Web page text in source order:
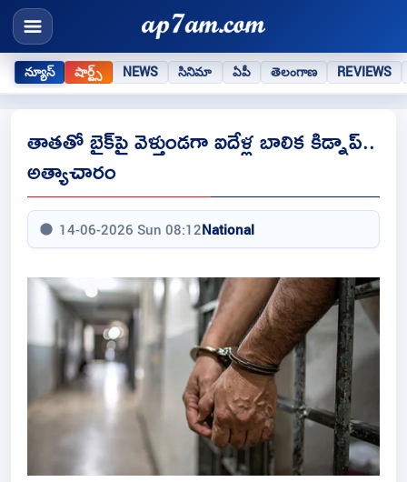
న్యూస్ షార్ట్స్ NEWS సినిమా ఏపీ తెలంగాణ REVIEWS
తాతతో బైక్‌పై వెళ్తుండగా ఐదేళ్ల బాలిక కిడ్నాప్..
అత్యాచారం
14-06-2026 Sun 08:12National